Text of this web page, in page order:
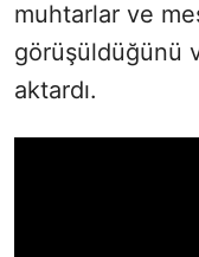
muhtarlar ve
görüşüldüğünü
aktardı.